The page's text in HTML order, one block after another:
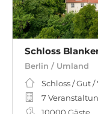
Schloss
Berlin / Umland
Schloss / Gut /
7
10000 Gäste